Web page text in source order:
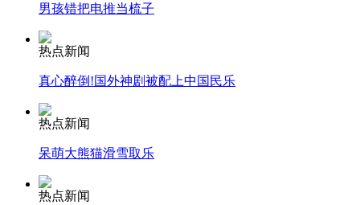
外交部：有关国家言论片面不公正
安徽一实载49人客车翻车
走！跟着总书记去植树
男孩错把电推当梳子
热点新闻
真心醉倒!国外神剧被配上中国民乐
热点新闻
呆萌大熊猫滑雪取乐
热点新闻